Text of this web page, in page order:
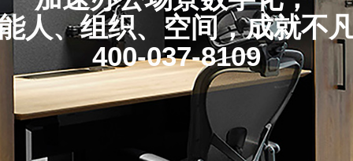
人、组织、空间，成就不
400-037-8109